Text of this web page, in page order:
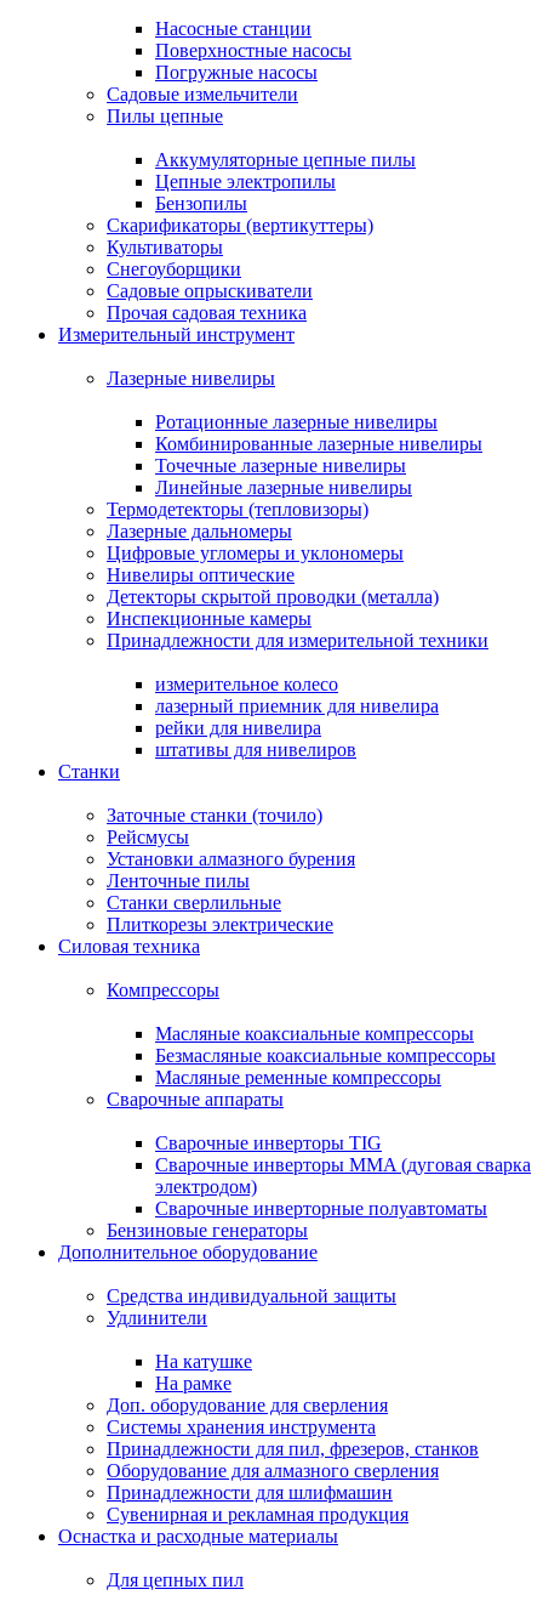
Насосные станции
Поверхностные насосы
Погружные насосы
Садовые измельчители
Пилы цепные
Аккумуляторные цепные пилы
Цепные электропилы
Бензопилы
Скарификаторы (вертикуттеры)
Культиваторы
Снегоуборщики
Садовые опрыскиватели
Прочая садовая техника
Измерительный инструмент
Лазерные нивелиры
Ротационные лазерные нивелиры
Комбинированные лазерные нивелиры
Точечные лазерные нивелиры
Линейные лазерные нивелиры
Термодетекторы (тепловизоры)
Лазерные дальномеры
Цифровые угломеры и уклономеры
Нивелиры оптические
Детекторы скрытой проводки (металла)
Инспекционные камеры
Принадлежности для измерительной техники
измерительное колесо
лазерный приемник для нивелира
рейки для нивелира
штативы для нивелиров
Станки
Заточные станки (точило)
Рейсмусы
Установки алмазного бурения
Ленточные пилы
Станки сверлильные
Плиткорезы электрические
Силовая техника
Компрессоры
Масляные коаксиальные компрессоры
Безмасляные коаксиальные компрессоры
Масляные ременные компрессоры
Сварочные аппараты
Сварочные инверторы TIG
Сварочные инверторы MMA (дуговая сварка
электродом)
Сварочные инверторные полуавтоматы
Бензиновые генераторы
Дополнительное оборудование
Средства индивидуальной защиты
Удлинители
На катушке
На рамке
Доп. оборудование для сверления
Системы хранения инструмента
Принадлежности для пил, фрезеров, станков
Оборудование для алмазного сверления
Принадлежности для шлифмашин
Сувенирная и рекламная продукция
Оснастка и расходные материалы
Для цепных пил